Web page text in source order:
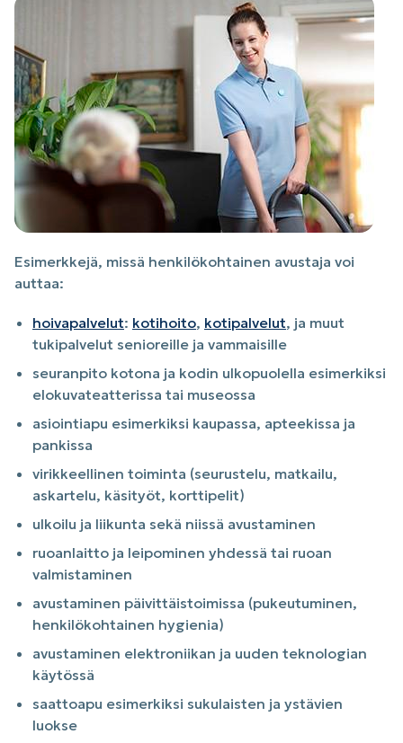
Esimerkkejä, missä henkilökohtainen avustaja voi
auttaa:
hoivapalvelut: kotihoito, kotipalvelut, ja muut
tukipalvelut senioreille ja vammaisille
seuranpito kotona ja kodin ulkopuolella esimerkiksi
elokuvateatterissa tai museossa
asiointiapu esimerkiksi kaupassa, apteekissa ja
pankissa
virikkeellinen toiminta (seurustelu, matkailu,
askartelu, käsityöt, korttipelit)
ulkoilu ja liikunta sekä niissä avustaminen
ruoanlaitto ja leipominen yhdessä tai ruoan
valmistaminen
avustaminen päivittäistoimissa (pukeutuminen,
henkilökohtainen hygienia)
avustaminen elektroniikan ja uuden teknologian
käytössä
saattoapu esimerkiksi sukulaisten ja ystävien
luokse